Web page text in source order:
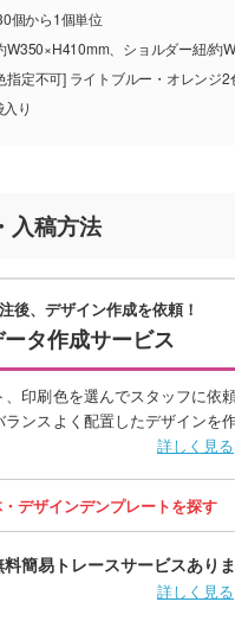
個から1個単位
W350×H410mm、ショルダー紐/約
[本体色指定不可] ライトブルー・オレ
り
入稿方法
後、デザイン作成を依頼！
ータ作成サービス
印刷色を選んでスタッフに依
ランスよく配置したデザインを
詳しく見る
デザインデンプレートを探す
料簡易トレースサービスあり
詳しく見る